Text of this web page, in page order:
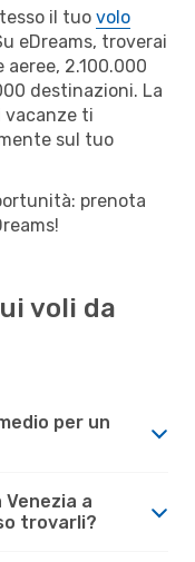
il tuo volo
eDreams, troverai
2.100.000
destinazioni. La
vacanze ti
sul tuo
prenota
voli da
per un
a
trovarli?